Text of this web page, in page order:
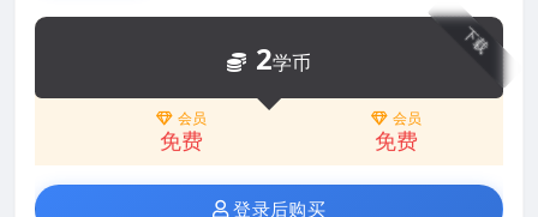
下载
2学币
会员
免费
会员
免费
登录后购买